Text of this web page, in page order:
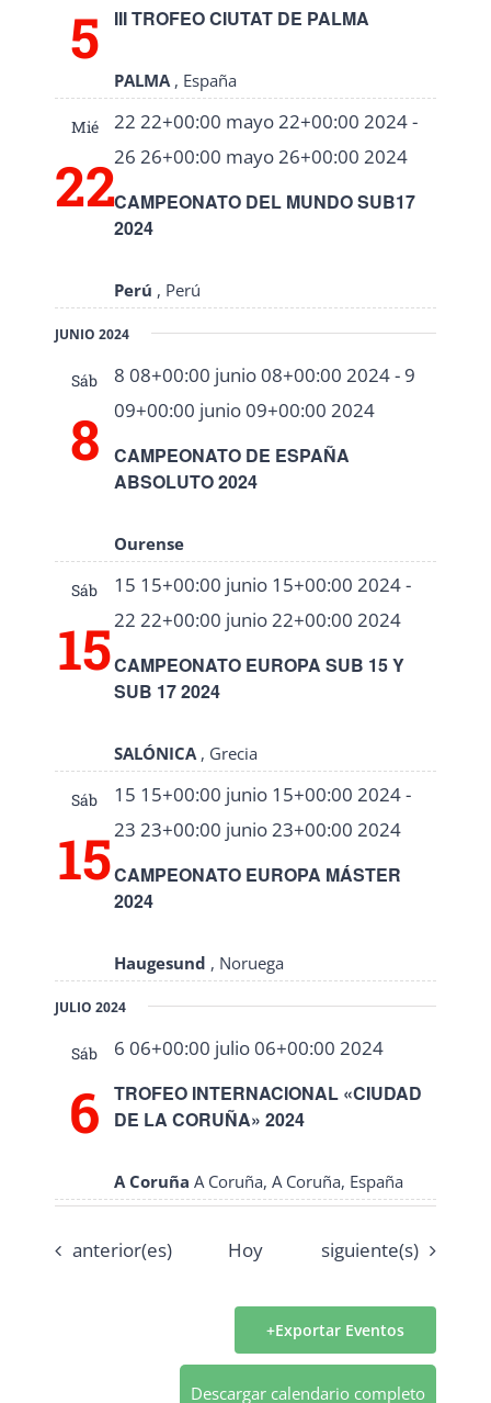
5 III TROFEO CIUTAT DE PALMA
PALMA , España
Mié
22CAMPEONATO DEL MUNDO SUB17
2024
22 22+00:00 mayo 22+00:00 2024-
26 26+00:00 mayo 26+00:00 2024
Perú , Perú
JUNIO 2024
Sáb
8
CAMPEONATO DE ESPAÑA
ABSOLUTO 2024
8 08+00:00 junio 08+00:00 2024- 9
09+00:00 junio 09+00:00 2024
Ourense
Sáb
15CAMPEONATO EUROPA SUB 15 Y
SUB 17 2024
15 15+00:00 junio 15+00:00 2024-
22 22+00:00 junio 22+00:00 2024
SALÓNICA , Grecia
Sáb
15CAMPEONATO EUROPA MÁSTER
2024
15 15+00:00 junio 15+00:00 2024-
23 23+00:00 junio 23+00:00 2024
Haugesund , Noruega
JULIO 2024
Sáb
6
TROFEO INTERNACIONAL «CIUDAD
DE LA CORUÑA» 2024
6 06+00:00 julio 06+00:00 2024
A Coruña A Coruña, A Coruña, España
Eventos
anterior(es) Hoy Eventos
siguiente(s)
Exportar Eventos
Descargar calendario completo